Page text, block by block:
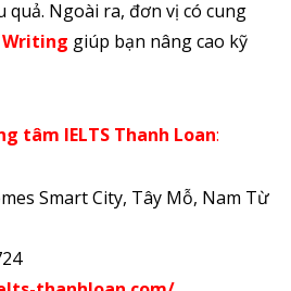
quả. Ngoài ra, đơn vị có cung
Writing giúp bạn nâng cao kỹ
tâm IELTS Thanh Loan:
Smart City, Tây Mỗ, Nam Từ